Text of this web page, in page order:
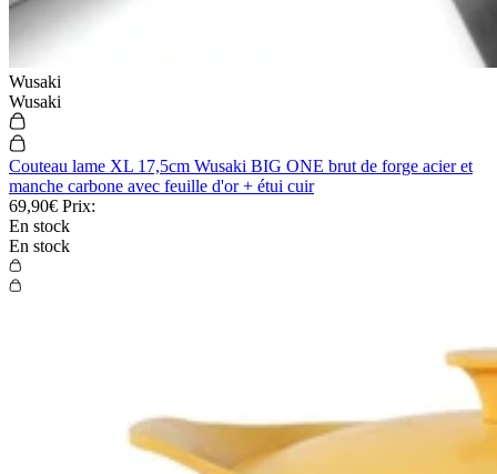
Wusaki
Wusaki
Couteau lame XL 17,5cm Wusaki BIG ONE brut de forge acier et
manche carbone avec feuille d'or + étui cuir
69,90€ Prix:
En stock
En stock